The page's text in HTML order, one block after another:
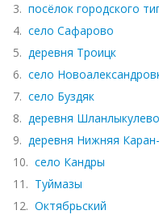
3. посёлок городского
4. село Сафарово
5. деревня Троицк
6. село
7. село Буздяк
8. деревня Шланлыкулево
9. деревня Нижняя
10. село Кандры
11. Туймазы
12. Октябрьский